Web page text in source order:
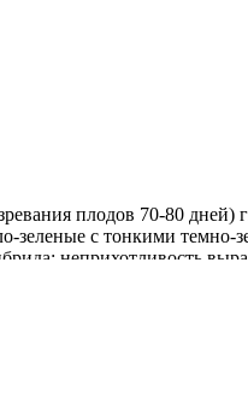
плодов 70-80 дней)
зеленые с тонкими
неприхотливость